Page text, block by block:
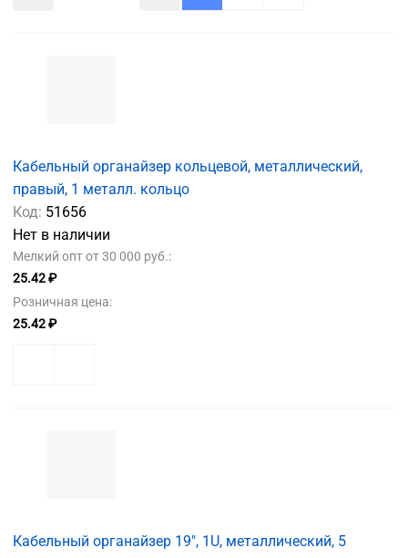
Кабельный органайзер кольцевой, металлический,
правый, 1 металл. кольцо
Код: 51656
Нет в наличии
Мелкий опт от 30 000 руб.:
25.42 ₽
Розничная цена:
25.42 ₽
Кабельный органайзер 19", 1U, металлический, 5